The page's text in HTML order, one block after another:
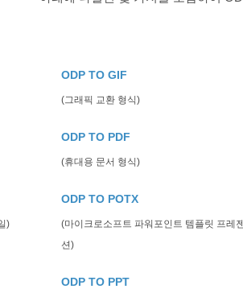
ODP TO GIF
(그래픽 교환 형식)
ODP TO PDF
(휴대용 문서 형식)
)
ODP TO POTX
(마이크로소프트 파워포인트 템플릿 프레
션)
ODP TO PPT